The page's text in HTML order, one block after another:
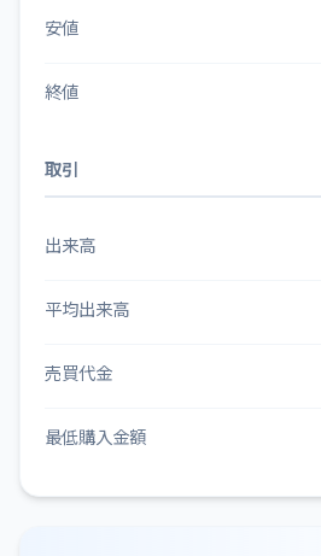
安値
終値
取引
出来高
平均出来高
売買代金
最低購入金額